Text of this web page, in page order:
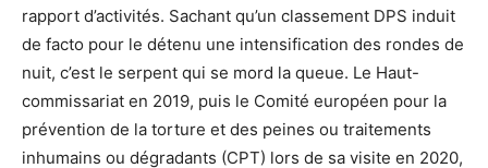
rapport d’activités. Sachant qu’un classement DPS induit
de facto pour le détenu une intensification des rondes de
nuit, c’est le serpent qui se mord la queue. Le Haut-
commissariat en 2019, puis le Comité européen pour la
prévention de la torture et des peines ou traitements
inhumains ou dégradants (CPT) lors de sa visite en 2020,